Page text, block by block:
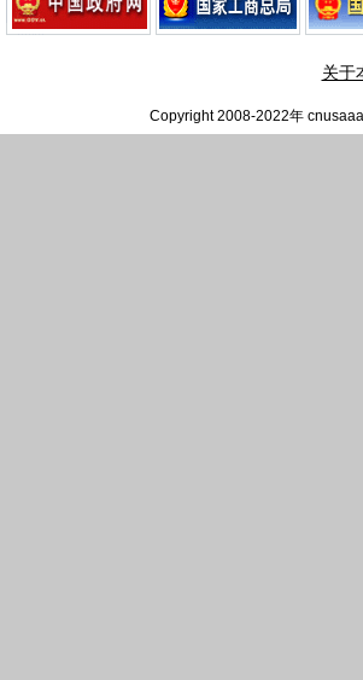
关于
Copyright 2008-2022年